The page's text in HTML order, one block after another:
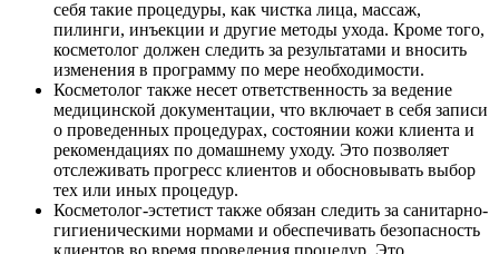
себя такие процедуры, как чистка лица, массаж,
пилинги, инъекции и другие методы ухода. Кроме того,
косметолог должен следить за результатами и вносить
изменения в программу по мере необходимости.
Косметолог также несет ответственность за ведение
медицинской документации, что включает в себя записи
о проведенных процедурах, состоянии кожи клиента и
рекомендациях по домашнему уходу. Это позволяет
отслеживать прогресс клиентов и обосновывать выбор
тех или иных процедур.
Косметолог-эстетист также обязан следить за санитарно-
гигиеническими нормами и обеспечивать безопасность
клиентов во время проведения процедур. Это